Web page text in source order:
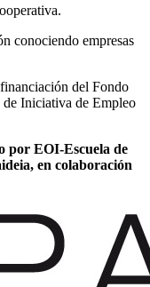
conociendo empresas
del Fondo
de Iniciativa de Empleo
por EOI-Escuela de
en colaboración